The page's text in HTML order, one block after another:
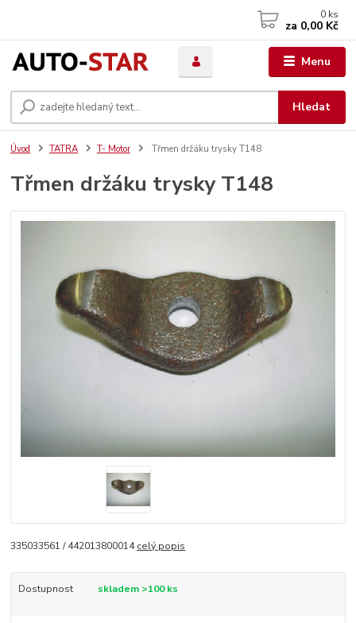
Menu
Hledat
0 ks
za 0,00 Kč
Úvod TATRA T- Motor Třmen držáku trysky T148
Třmen držáku trysky T148
335033561 / 442013800014celý popis
Dostupnost skladem >100 ks